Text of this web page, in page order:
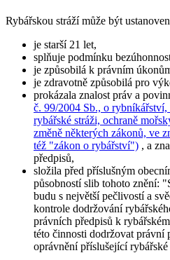
Rybářskou stráží může být
je starší 21 let,
splňuje podmínku
je způsobilá k právním
je zdravotně způsobilá pro
prokázala znalost práv a
č. 99/2004 Sb., o
rybářské stráži, ochraně
změně některých zákonů, ve
též "zákon o rybářství") , a
předpisů,
složila před příslušným
působností slib tohoto znění:
budu s největší pečlivostí a
kontrole dodržování
právních předpisů k
této činnosti dodržovat právní
oprávnění příslušející